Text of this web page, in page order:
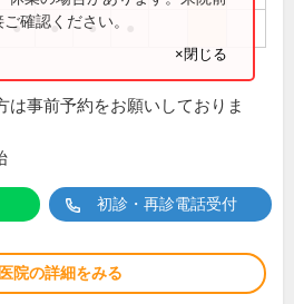
● ● ●
確認ください。
×閉じる
は事前予約をお願いしておりま
初診・再診電話受付
院の詳細をみる